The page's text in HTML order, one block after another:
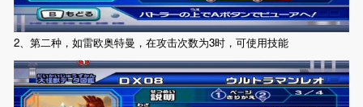
2、第二种，如雷欧奥特曼，在攻击次数为3时，可使用技能